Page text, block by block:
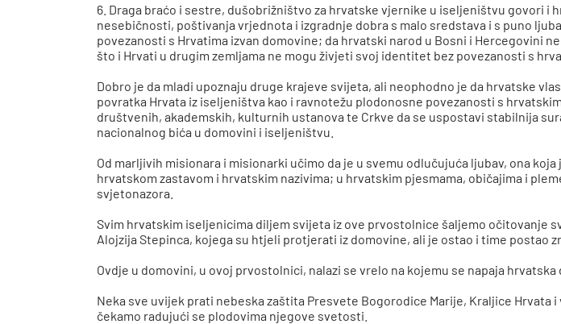
6. Draga braćo i sestre, dušobrižništvo za hrvatske vjernike u iseljeništvu govori
nesebičnosti, poštivanja vrjednota i izgradnje dobra s malo sredstava i s puno
povezanosti s Hrvatima izvan domovine; da hrvatski narod u Bosni i Hercegovini
što i Hrvati u drugim zemljama ne mogu živjeti svoj identitet bez povezanosti s
Dobro je da mladi upoznaju druge krajeve svijeta, ali neophodno je da hrvatske
povratka Hrvata iz iseljeništva kao i ravnotežu plodonosne povezanosti s
društvenih, akademskih, kulturnih ustanova te Crkve da se uspostavi stabilnija
nacionalnog bića u domovini i iseljeništvu.
Od marljivih misionara i misionarki učimo da je u svemu odlučujuća ljubav, ona
hrvatskom zastavom i hrvatskim nazivima; u hrvatskim pjesmama, običajima i
svjetonazora.
Svim hrvatskim iseljenicima diljem svijeta iz ove prvostolnice šaljemo očitovanje
Alojzija Stepinca, kojega su htjeli protjerati iz domovine, ali je ostao i time postao
Ovdje u domovini, u ovoj prvostolnici, nalazi se vrelo na kojemu se napaja
Neka sve uvijek prati nebeska zaštita Presvete Bogorodice Marije, Kraljice
čekamo radujući se plodovima njegove svetosti.